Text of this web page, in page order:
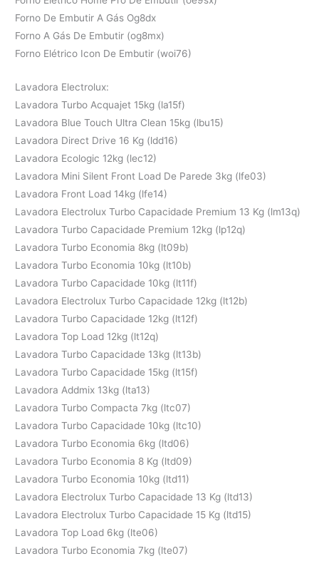
Forno De Embutir A Gás Og8dx
Forno A Gás De Embutir (og8mx)
Forno Elétrico Icon De Embutir (woi76)
Lavadora Electrolux:
Lavadora Turbo Acquajet 15kg (la15f)
Lavadora Blue Touch Ultra Clean 15kg (lbu15)
Lavadora Direct Drive 16 Kg (ldd16)
Lavadora Ecologic 12kg (lec12)
Lavadora Mini Silent Front Load De Parede 3kg (lfe03)
Lavadora Front Load 14kg (lfe14)
Lavadora Electrolux Turbo Capacidade Premium 13 Kg (lm13q)
Lavadora Turbo Capacidade Premium 12kg (lp12q)
Lavadora Turbo Economia 8kg (lt09b)
Lavadora Turbo Economia 10kg (lt10b)
Lavadora Turbo Capacidade 10kg (lt11f)
Lavadora Electrolux Turbo Capacidade 12kg (lt12b)
Lavadora Turbo Capacidade 12kg (lt12f)
Lavadora Top Load 12kg (lt12q)
Lavadora Turbo Capacidade 13kg (lt13b)
Lavadora Turbo Capacidade 15kg (lt15f)
Lavadora Addmix 13kg (lta13)
Lavadora Turbo Compacta 7kg (ltc07)
Lavadora Turbo Capacidade 10kg (ltc10)
Lavadora Turbo Economia 6kg (ltd06)
Lavadora Turbo Economia 8 Kg (ltd09)
Lavadora Turbo Economia 10kg (ltd11)
Lavadora Electrolux Turbo Capacidade 13 Kg (ltd13)
Lavadora Electrolux Turbo Capacidade 15 Kg (ltd15)
Lavadora Top Load 6kg (lte06)
Lavadora Turbo Economia 7kg (lte07)